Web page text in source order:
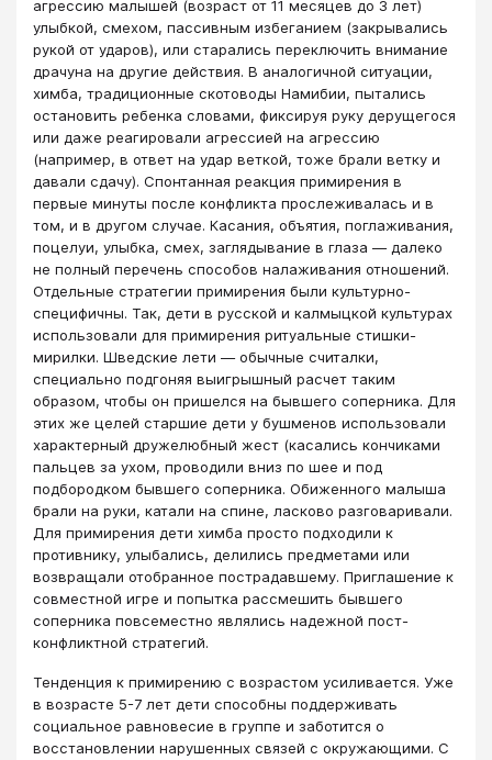
агрессию малышей (возраст от 11 месяцев до 3 лет)
улыбкой, смехом, пассивным избеганием (закрывались
рукой от ударов), или старались переключить внимание
драчуна на другие действия. В аналогичной ситуации,
химба, традиционные скотоводы Намибии, пытались
остановить ребенка словами, фиксируя руку дерущегося
или даже реагировали агрессией на агрес­сию
(например, в ответ на удар веткой, тоже брали ветку и
давали сдачу). Спонтанная реакция примирения в
первые минуты после конфликта прослеживалась и в
том, и в другом случае. Касания, объятия, поглаживания,
поцелуи, улыбка, смех, заглядывание в глаза — далеко
не полный перечень способов налаживания отношений.
Отдельные стратегии примирения были культурно-
специфичны. Так, дети в русской и калмыцкой культурах
использовали для примирения ритуальные стишки-
мирилки. Шведские лети — обычные считалки,
специально подгоняя выигрышный расчет таким
образом, чтобы он пришелся на бывшего соперника. Для
этих же целей старшие дети у бушменов использовали
характерный дружелюбный жест (касались кончиками
пальцев за ухом, проводили вниз по шее и под
подбородком бывшего соперника. Обиженного малыша
брали на руки, катали на спине, ласково разговаривали.
Для примирения дети химба просто подходили к
противнику, улыбались, делились предметами или
возвращали отобранное пострадавшему. Приглашение к
совместной игре и попытка рассмешить бывшего
соперника повсеместно являлись надежной пост-
конфликтной стратегий.
Тенденция к примирению с возрастом усиливается. Уже
в возрасте 5-7 лет дети способны поддерживать
социальное равновесие в группе и заботится о
восстановлении нарушенных связей с окружающими. С